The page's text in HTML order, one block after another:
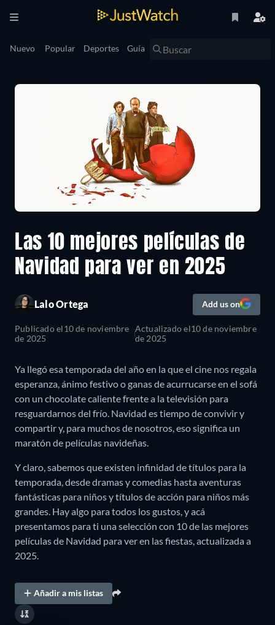
Nuevo Popular Deportes Guía
Las 10 mejores películas de
Navidad para ver en 2025
Lalo Ortega Add us on
Publicado el10 de noviembre
de 2025
Actualizado el10 de noviembre
de 2025
Ya llegó esa temporada del año en la que el cine nos regala
esperanza, ánimo festivo o ganas de acurrucarse en el sofá
con un chocolate caliente frente a la televisión para
resguardarnos del frío. Navidad es tiempo de convivir y
compartir y, para muchos de nosotros, eso significa un
maratón de películas navideñas.
Y claro, sabemos que existen infinidad de títulos para la
temporada, desde dramas y comedias hasta aventuras
fantásticas para niños y títulos de acción para niños más
grandes. Hay algo para todos los gustos, y acá
presentamos para ti una selección con 10 de las mejores
películas de Navidad para ver en las fiestas, actualizada a
2025.
Añadir a mis listas